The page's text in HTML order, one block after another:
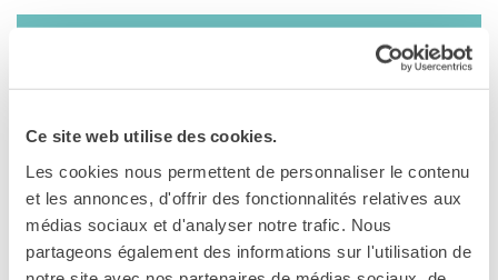
Ce site web utilise des cookies.
Les cookies nous permettent de personnaliser le contenu
et les annonces, d'offrir des fonctionnalités relatives aux
médias sociaux et d'analyser notre trafic. Nous
partageons également des informations sur l'utilisation de
Certificazioni
Mobilità
UNIVERSITÀ
universitaria
Studiare in Francia
Soggiorni linguistici in
Francia
23 giugno, 21:00
Via Paolo Gili, 4
Palermo
Telefono (+39) 091 21 23 89
Vedere la mappa